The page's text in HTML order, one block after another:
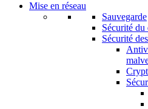
Mise en réseau
Sauvegarde
Sécurité
Sécurité